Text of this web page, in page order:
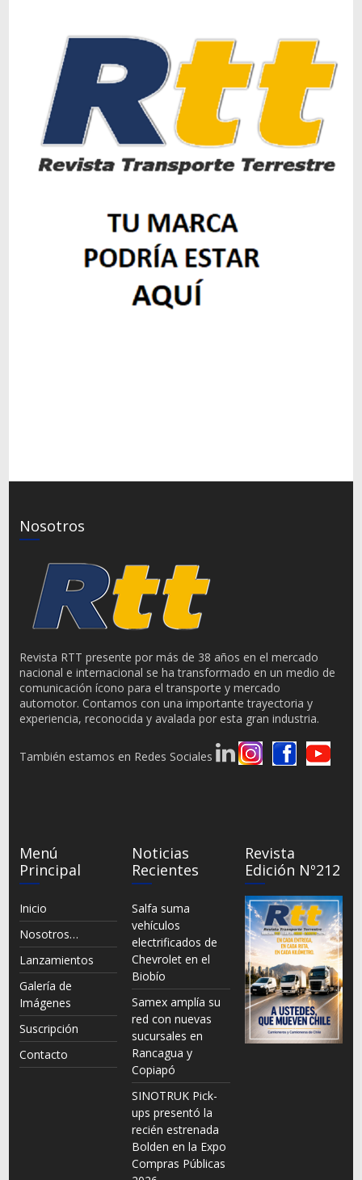
Nosotros
Revista RTT presente por más de 38 años en el mercado
nacional e internacional se ha transformado en un medio de
comunicación ícono para el transporte y mercado
automotor. Contamos con una importante trayectoria y
experiencia, reconocida y avalada por esta gran industria.
También estamos en Redes Sociales
Menú
Principal
Inicio
Nosotros…
Lanzamientos
Galería de
Imágenes
Suscripción
Contacto
Noticias
Recientes
Salfa suma
vehículos
electrificados de
Chevrolet en el
Biobío
Samex amplía su
red con nuevas
sucursales en
Rancagua y
Copiapó
SINOTRUK Pick-
ups presentó la
recién estrenada
Bolden en la Expo
Compras Públicas
Revista
Edición Nº212